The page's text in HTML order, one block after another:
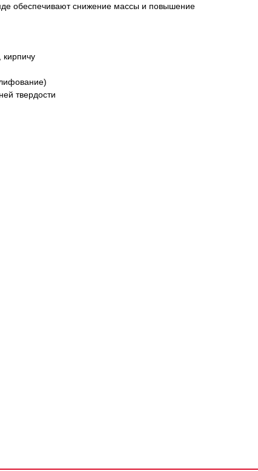
обеспечивают снижение массы и повышение
твердости